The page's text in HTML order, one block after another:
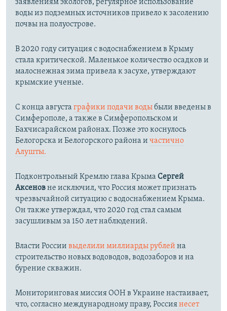
заявлениям экологов, регулярное использование
воды из подземных источников привело к засолению
почвы на полуострове.
В 2020 году ситуация с водоснабжением в Крыму
стала критической. Маленькое количество осадков и
малоснежная зима привела к засухе, утверждают
крымские ученые.
С конца августа графики подачи водыбыли введены в
Симферополе, а также в Симферопольском и
Бахчисарайском районах. Позже это коснулось
Белогорска и Белогорского района и частично
Алушты.
Подконтрольный Кремлю глава Крыма Сергей
Аксеновне исключил, что Россия может признать
чрезвычайной ситуацию с водоснабжением Крыма.
Он также утверждал, что 2020 год стал самым
засушливым за 150 лет наблюдений.​
Власти России выделили миллиарды рублей на
строительство новых водоводов, водозаборов и на
бурение скважин.
Мониторинговая миссия ООН в Украине настаивает,
что, согласно международному праву, Россиянесет